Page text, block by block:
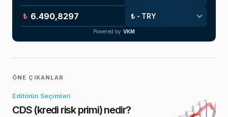
₺
Powered by VKM
ÖNE ÇIKANLAR
Editörün Seçimleri
CDS (kredi risk primi) nedir?